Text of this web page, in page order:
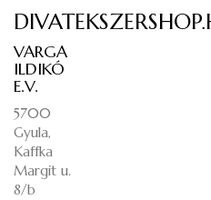
VARGA
ILDIKÓ
E.V.
5700
Gyula,
Kaffka
Margit u.
8/b